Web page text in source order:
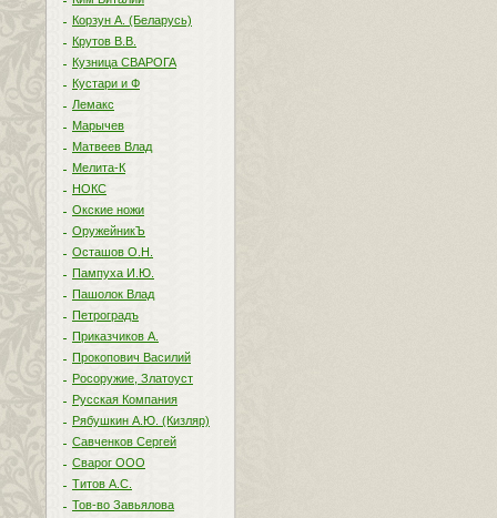
Корзун А. (Беларусь)
Крутов В.В.
Кузница СВАРОГА
Кустари и Ф
Лемакс
Марычев
Матвеев Влад
Мелита-К
НОКС
Окские ножи
ОружейникЪ
Осташов О.Н.
Пампуха И.Ю.
Пашолок Влад
Петроградъ
Приказчиков А.
Прокопович Василий
Росоружие, Златоуст
Русская Компания
Рябушкин А.Ю. (Кизляр)
Савченков Сергей
Сварог ООО
Титов А.С.
Тов-во Завьялова